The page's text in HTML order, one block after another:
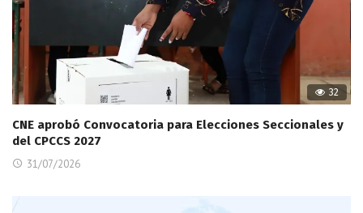
32
CNE aprobó Convocatoria para Elecciones Seccionales y
del CPCCS 2027
31/07/2026